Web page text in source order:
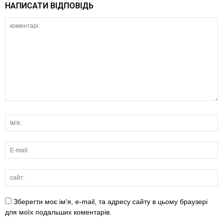
НАПИСАТИ ВІДПОВІДЬ
Зберегти моє ім'я, e-mail, та адресу сайту в цьому браузері
для моїх подальших коментарів.